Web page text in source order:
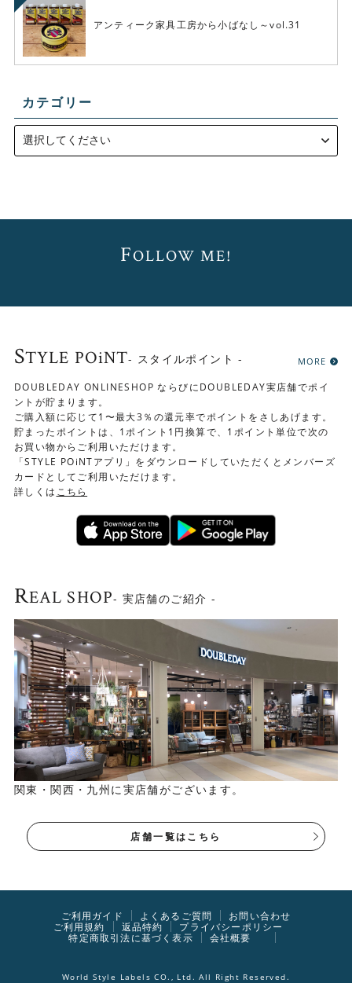
アンティーク家具工房から小ばなし～vol.31
カテゴリー
FOLLOW ME!
STYLE POiNT- スタイルポイント - MORE
DOUBLEDAY ONLINESHOP ならびにDOUBLEDAY実店舗でポイ
ントが貯まります。
ご購入額に応じて1〜最大3％の還元率でポイントをさしあげます。
貯まったポイントは、1ポイント1円換算で、1ポイント単位で次の
お買い物からご利用いただけます。
「STYLE POiNTアプリ」をダウンロードしていただくとメンバーズ
カードとしてご利用いただけます。
詳しくは こちら
REAL SHOP- 実店舗のご紹介 -
関東・関西・九州に実店舗がございます。
店舗一覧はこちら
ご利用ガイド よくあるご質問
お問い合わせ
ご利用規約
返品特約
プライバシーポリシー
特定商取引法に基づく表示
会社概要
World Style Labels CO., Ltd. All Right Reserved.